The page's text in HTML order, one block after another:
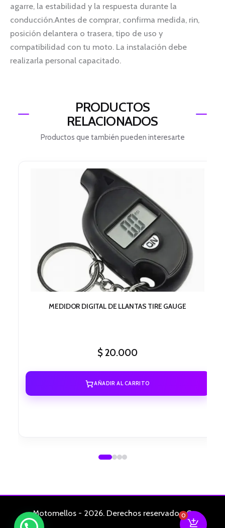
agarre, la estabilidad y la respuesta durante la
conducción.Antes de comprar, confirma medida, rin,
posición delantera o trasera, tipo de uso y
compatibilidad con tu moto. La instalación debe
realizarla personal capacitado.
PRODUCTOS
RELACIONADOS
Productos que también pueden interesarte
MEDIDOR DIGITAL DE LLANTAS TIRE GAUGE
$20.000
AÑADIR AL CARRITO
Motomellos - 2026. Derechos reservados. ©
0